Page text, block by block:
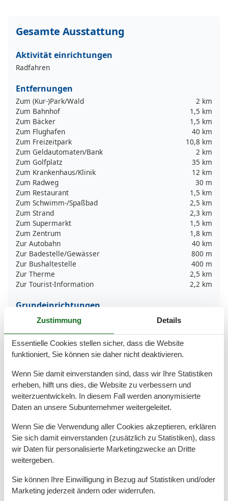
Gesamte Ausstattung
Aktivität einrichtungen
Radfahren
Entfernungen
Zum (Kur-)Park/Wald
2 km
Zum Bahnhof
1,5 km
Zum Bäcker
1,5 km
Zum Flughafen
40 km
Zum Freizeitpark
10,8 km
Zum Geldautomaten/Bank
2 km
Zum Golfplatz
35 km
Zum Krankenhaus/Klinik
12 km
Zum Radweg
30 m
Zum Restaurant
1,5 km
Zum Schwimm-/Spaßbad
2,5 km
Zum Strand
2,3 km
Zum Supermarkt
1,5 km
Zum Zentrum
1,8 km
Zur Autobahn
40 km
Zur Badestelle/Gewässer
800 m
Zur Bushaltestelle
400 m
Zur Therme
2,5 km
Zur Tourist-Information
2,2 km
Grundeinrichtungen
Baujahr
Jahr renoviert
Kinder einrichtungen
Familienfreundlich
Serviceeinrichtungen
Backofen
BADEWANNE
Bettwäsche
Doppelbett
Ebenerdig
Etagenbett
Französisches Bett
Gefriermöglichkeit
Handtücher
Zustimmung Details
Essentielle Cookies stellen sicher, dass die Website
funktioniert, Sie können sie daher nicht deaktivieren.
Wenn Sie damit einverstanden sind, dass wir Ihre Statistiken
erheben, hilft uns dies, die Website zu verbessern und
weiterzuentwickeln. In diesem Fall werden anonymisierte
Daten an unsere Subunternehmer weitergeleitet.
Wenn Sie die Verwendung aller Cookies akzeptieren, erklären
Sie sich damit einverstanden (zusätzlich zu Statistiken), dass
wir Daten für personalisierte Marketingzwecke an Dritte
weitergeben.
Sie können Ihre Einwilligung in Bezug auf Statistiken und/oder
Marketing jederzeit ändern oder widerrufen.